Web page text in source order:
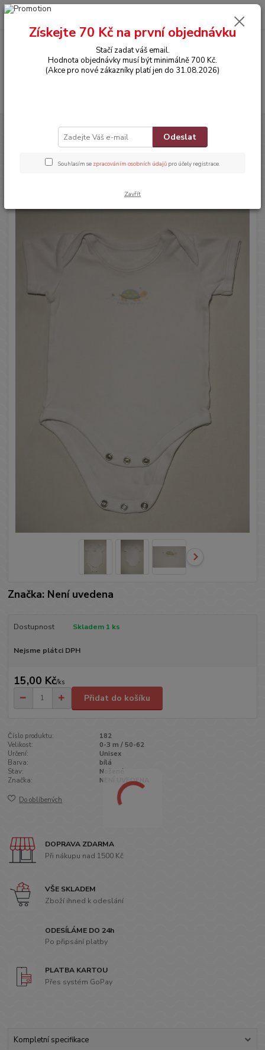
0,00 Kč
OBLEČENÍ Bodyčko s krátkým rukávem
Bodyčko s krátkým rukávem
Značka: Není uvedena
Dostupnost Skladem 1 ks
Nejsme plátci DPH
15,00 Kč/ks
Přidat do košíku
Číslo produktu:
182
Velikost:
0-3 m / 50-62
Určení:
Unisex
Barva:
bílá
Stav:
Nošené
Značka:
NENÍ UVEDENA
Do oblíbených
DOPRAVA ZDARMA
Při nákupu nad 1500 Kč
VŠE SKLADEM
Zboží ihned k odeslání
ODESÍLÁME DO 24h
Po připsání platby
PLATBA KARTOU
Přes systém GoPay
Kompletní specifikace
Získejte 70 Kč na první objednávku
Stačí zadat váš email.
Hodnota objednávky musí být minimálně 700 Kč.
(Akce pro nové zákazníky platí jen do 31.08.2026)
Odeslat
Souhlasím se zpracováním osobních údajů pro účely registrace.
Zavřít